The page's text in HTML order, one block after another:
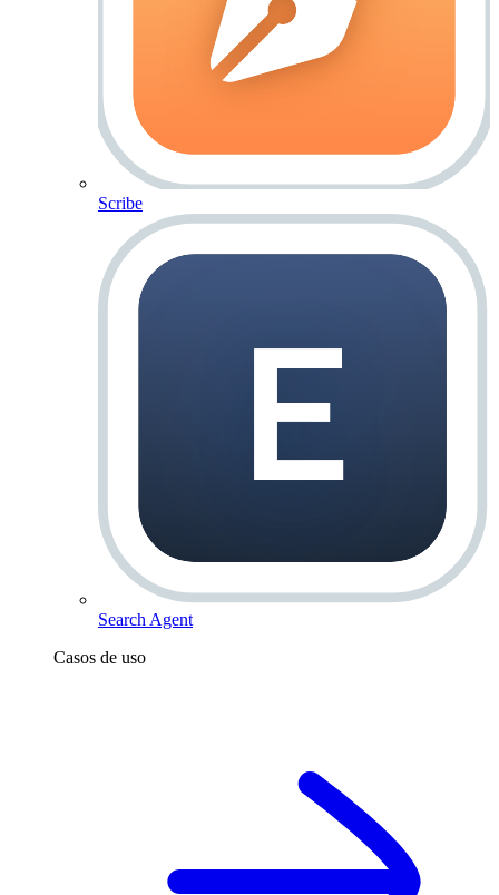
Scribe
Search Agent
Casos de uso